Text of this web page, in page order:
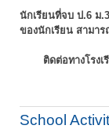
นักเรียนที่จบ ป.6 ม
ของนักเรียน สามาร
ติดต่อทางโรง
School